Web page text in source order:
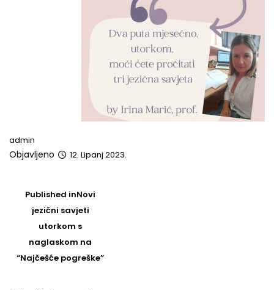
admin
Objavljeno 12. Lipanj 2023.
navigation
Published inNovi
jezični savjeti
utorkom s
naglaskom na
“Najčešće pogreške”